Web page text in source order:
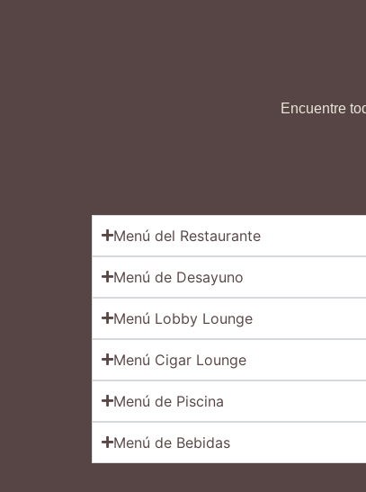
Encuentre
Menú del Restaurante
Menú de Desayuno
Menú Lobby Lounge
Menú Cigar Lounge
Menú de Piscina
Menú de Bebidas